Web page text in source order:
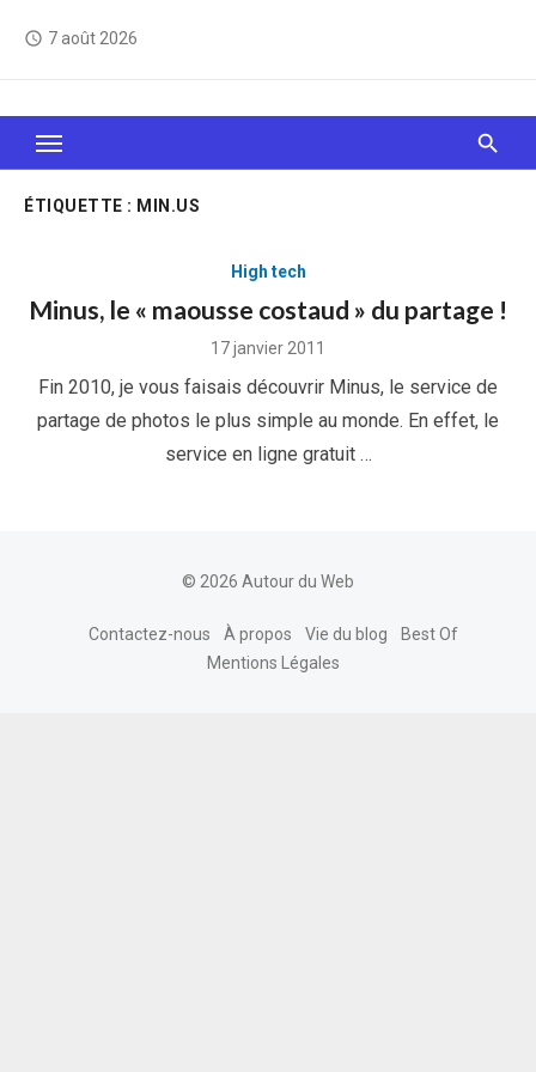
access_time 7 août 2026
Le Web, c'est comme une boîte de chocolats… On
sait jamais sur quoi on va tomber !
ÉTIQUETTE : MIN.US
High tech
Minus, le « maousse costaud » du partage !
Posted
17 janvier 2011
Fin 2010, je vous faisais découvrir Minus, le service de
partage de photos le plus simple au monde. En effet, le
service en ligne gratuit …
© 2026 Autour du Web
Contactez-nous À propos Vie du blog
Best Of
Mentions Légales